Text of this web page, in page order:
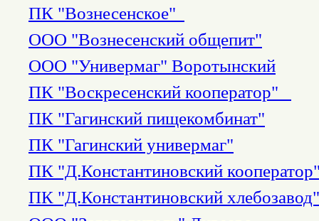
ПК "Вознесенское"
ООО "Вознесенский общепит"
ООО "Универмаг" Воротынский
ПК "Воскресенский кооператор"
ПК "Гагинский пищекомбинат"
ПК "Гагинский универмаг"
ПК "Д.Константиновский
ПК "Д.Константиновский